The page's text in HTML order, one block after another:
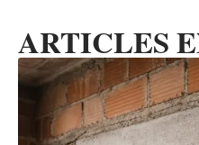
ARTICLES